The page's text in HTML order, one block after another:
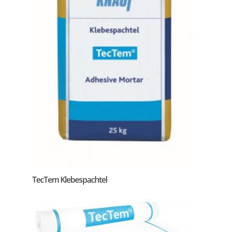
TecTem Klebespachtel